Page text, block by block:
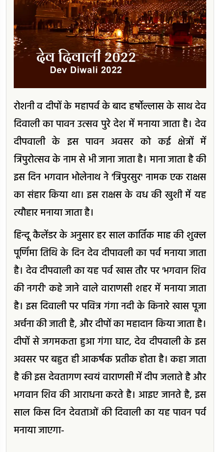
रोशनी व दीपों के महापर्व के बाद हर्षोल्लास के साथ देव
दिवाली का पावन उत्सव पुरे देश में मनाया जाता है। देव
दीपवाली के इस पावन अवसर को कई क्षेत्रों में
त्रिपुरोत्सव के नाम से भी जाना जाता है। माना जाता है की
इस दिन भगवान भोलेनाथ ने 'त्रिपुरसुर' नामक एक राक्षस
का संहार किया था। इस राक्षस के वध की खुशी में यह
त्यौहार मनाया जाता है।
हिन्दू कैलेंडर के अनुसार हर साल कार्तिक माह की शुक्ल
पूर्णिमा तिथि के दिन देव दीपावली का पर्व मनाया जाता
है। देव दीपवाली का यह पर्व खास तौर पर 'भगवान शिव
की नगरी' कहे जाने वाले वाराणसी शहर में मनाया जाता
है। इस दिवाली पर पवित्र गंगा नदी के किनारे खास पूजा
अर्चना की जाती है, और दीपों का महादान किया जाता है।
दीपों से जगमकता हुआ गंगा घाट, देव दीपवाली के इस
अवसर पर बहुत ही आकर्षक प्रतीक होता है। कहा जाता
है की इस देवतागण स्वयं वाराणसी में दीप जलाते है और
भगवान शिव की आराधना करते है। आइए जानते है, इस
साल किस दिन देवताओं की दिवाली का यह पावन पर्व
मनाया जाएगा-